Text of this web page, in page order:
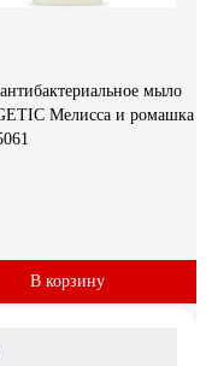
мыло
Мелисса и ромашка
В корзину